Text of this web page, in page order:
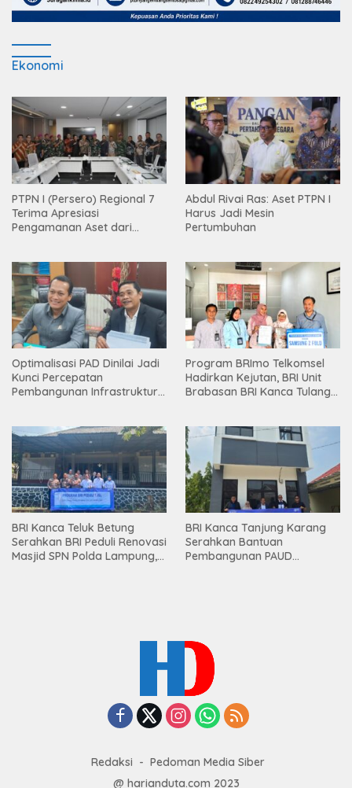
Ekonomi
PTPN I (Persero) Regional 7
Terima Apresiasi
Pengamanan Aset dari
Abdul Rivai Ras: Aset PTPN I
Harus Jadi Mesin
Pertumbuhan
Optimalisasi PAD Dinilai Jadi
Kunci Percepatan
Pembangunan Infrastruktur
Program BRImo Telkomsel
Hadirkan Kejutan, BRI Unit
Brabasan BRI Kanca Tulang
Mesuji
BRI Kanca Teluk Betung
Serahkan BRI Peduli Renovasi
Masjid SPN Polda Lampung,
BRI Kanca Tanjung Karang
Serahkan Bantuan
Pembangunan PAUD
Redaksi
Pedoman Media Siber
@ harianduta.com 2023